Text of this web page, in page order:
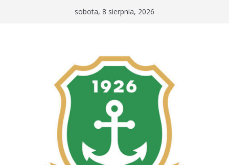
sobota, 8 sierpnia, 2026